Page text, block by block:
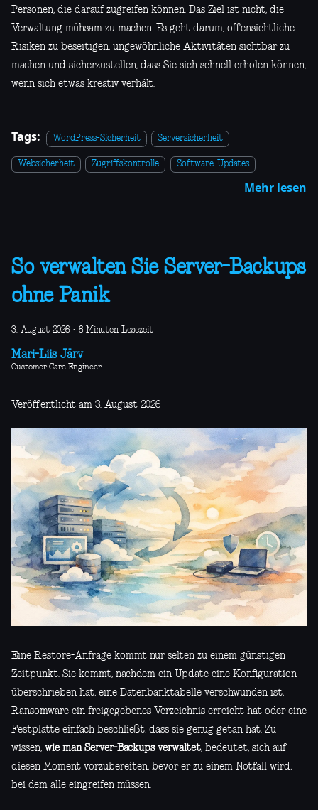
Personen, die darauf zugreifen können. Das Ziel ist nicht, die
Verwaltung mühsam zu machen. Es geht darum, offensichtliche
Risiken zu beseitigen, ungewöhnliche Aktivitäten sichtbar zu
machen und sicherzustellen, dass Sie sich schnell erholen können,
wenn sich etwas kreativ verhält.
Tags: WordPress-Sicherheit Serversicherheit
Websicherheit Zugriffskontrolle Software-Updates
Mehr lesen
So verwalten Sie Server-Backups
ohne Panik
3. August 2026 · 6 Minuten Lesezeit
Mari-Liis Järv
Customer Care Engineer
Veröffentlicht am 3. August 2026
Eine Restore-Anfrage kommt nur selten zu einem günstigen
Zeitpunkt. Sie kommt, nachdem ein Update eine Konfiguration
überschrieben hat, eine Datenbanktabelle verschwunden ist,
Ransomware ein freigegebenes Verzeichnis erreicht hat oder eine
Festplatte einfach beschließt, dass sie genug getan hat. Zu
wissen, wie man Server-Backups verwaltet , bedeutet, sich auf
diesen Moment vorzubereiten, bevor er zu einem Notfall wird,
bei dem alle eingreifen müssen.